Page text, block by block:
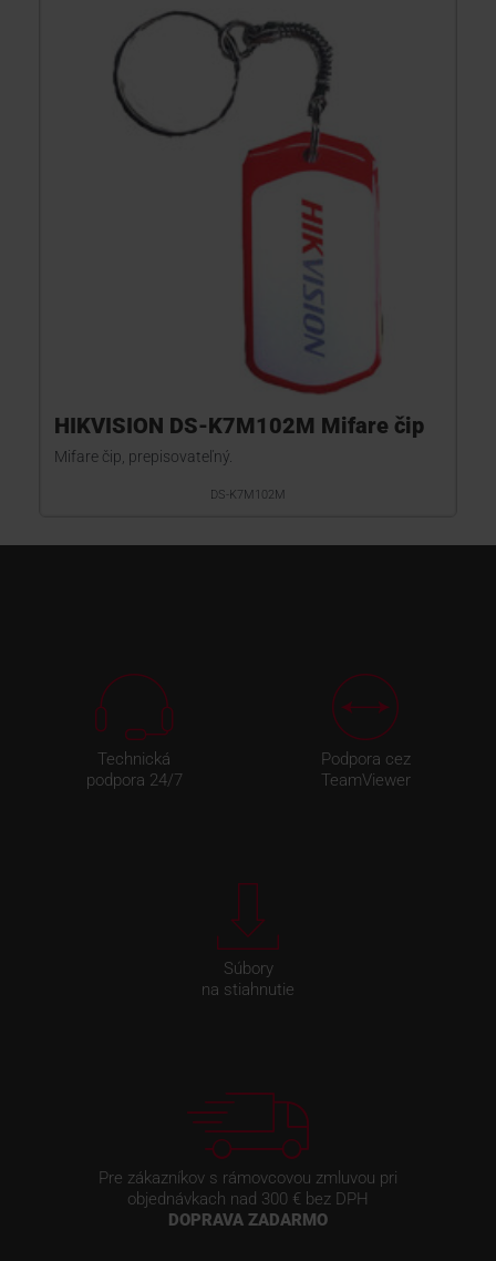
HIKVISION DS-K7M102M Mifare čip
Mifare čip, prepisovateľný.
DS-K7M102M
Technická
podpora 24/7
Podpora cez
TeamViewer
Súbory
na stiahnutie
Pre zákazníkov s rámovcovou zmluvou pri
objednávkach nad 300 € bez DPH
DOPRAVA ZADARMO